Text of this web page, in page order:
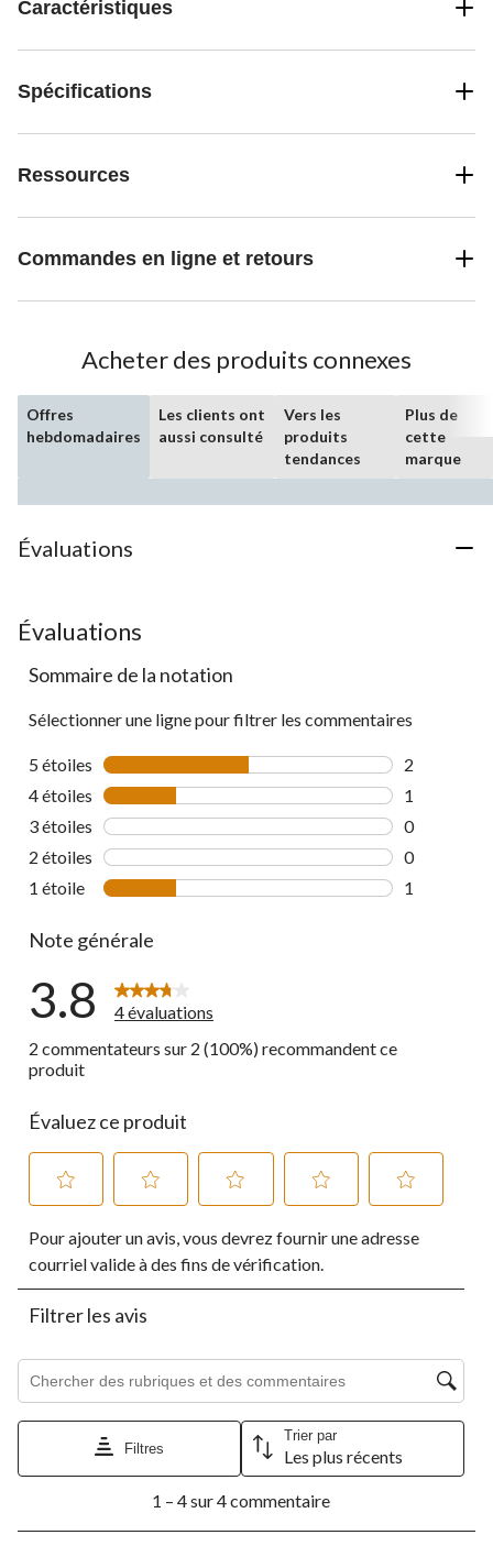
Caractéristiques
Spécifications
Ressources
Commandes en ligne et retours
Acheter des produits connexes
Offres
hebdomadaires
Les clients ont
aussi consulté
Vers les
produits
tendances
Plus de
cette
marque
Évaluations
Évaluations
Sommaire de la notation
Sélectionner une ligne pour filtrer les commentaires
5 étoiles étoiles
2
4 étoiles étoiles
1
3 étoiles étoiles
0
2 étoiles étoiles
0
1 étoile étoiles
1
Note générale
3.8
4 évaluations
2 commentateurs sur 2 (100%) recommandent ce
produit
Évaluez ce produit
pour
évaluer
1
Cette
action
ouvrira
le
formulaire
pour
évaluer
2
Cette
action
ouvrira
le
formulaire
pour
évaluer
Cette
action
ouvrira
le
formulaire
pour
évaluer
Cette
action
ouvrira
le
formulaire
de
pour
Cette
ouvrira
le
formulaire
de
Pour ajouter un avis, vous devrez fournir une adresse
courriel valide à des fins de vérification.
Filtrer les avis
Zone de recherche de sujet et d'avis
Filtres
Trier par
Les plus récents
4
1 – 4 sur 4 commentaire